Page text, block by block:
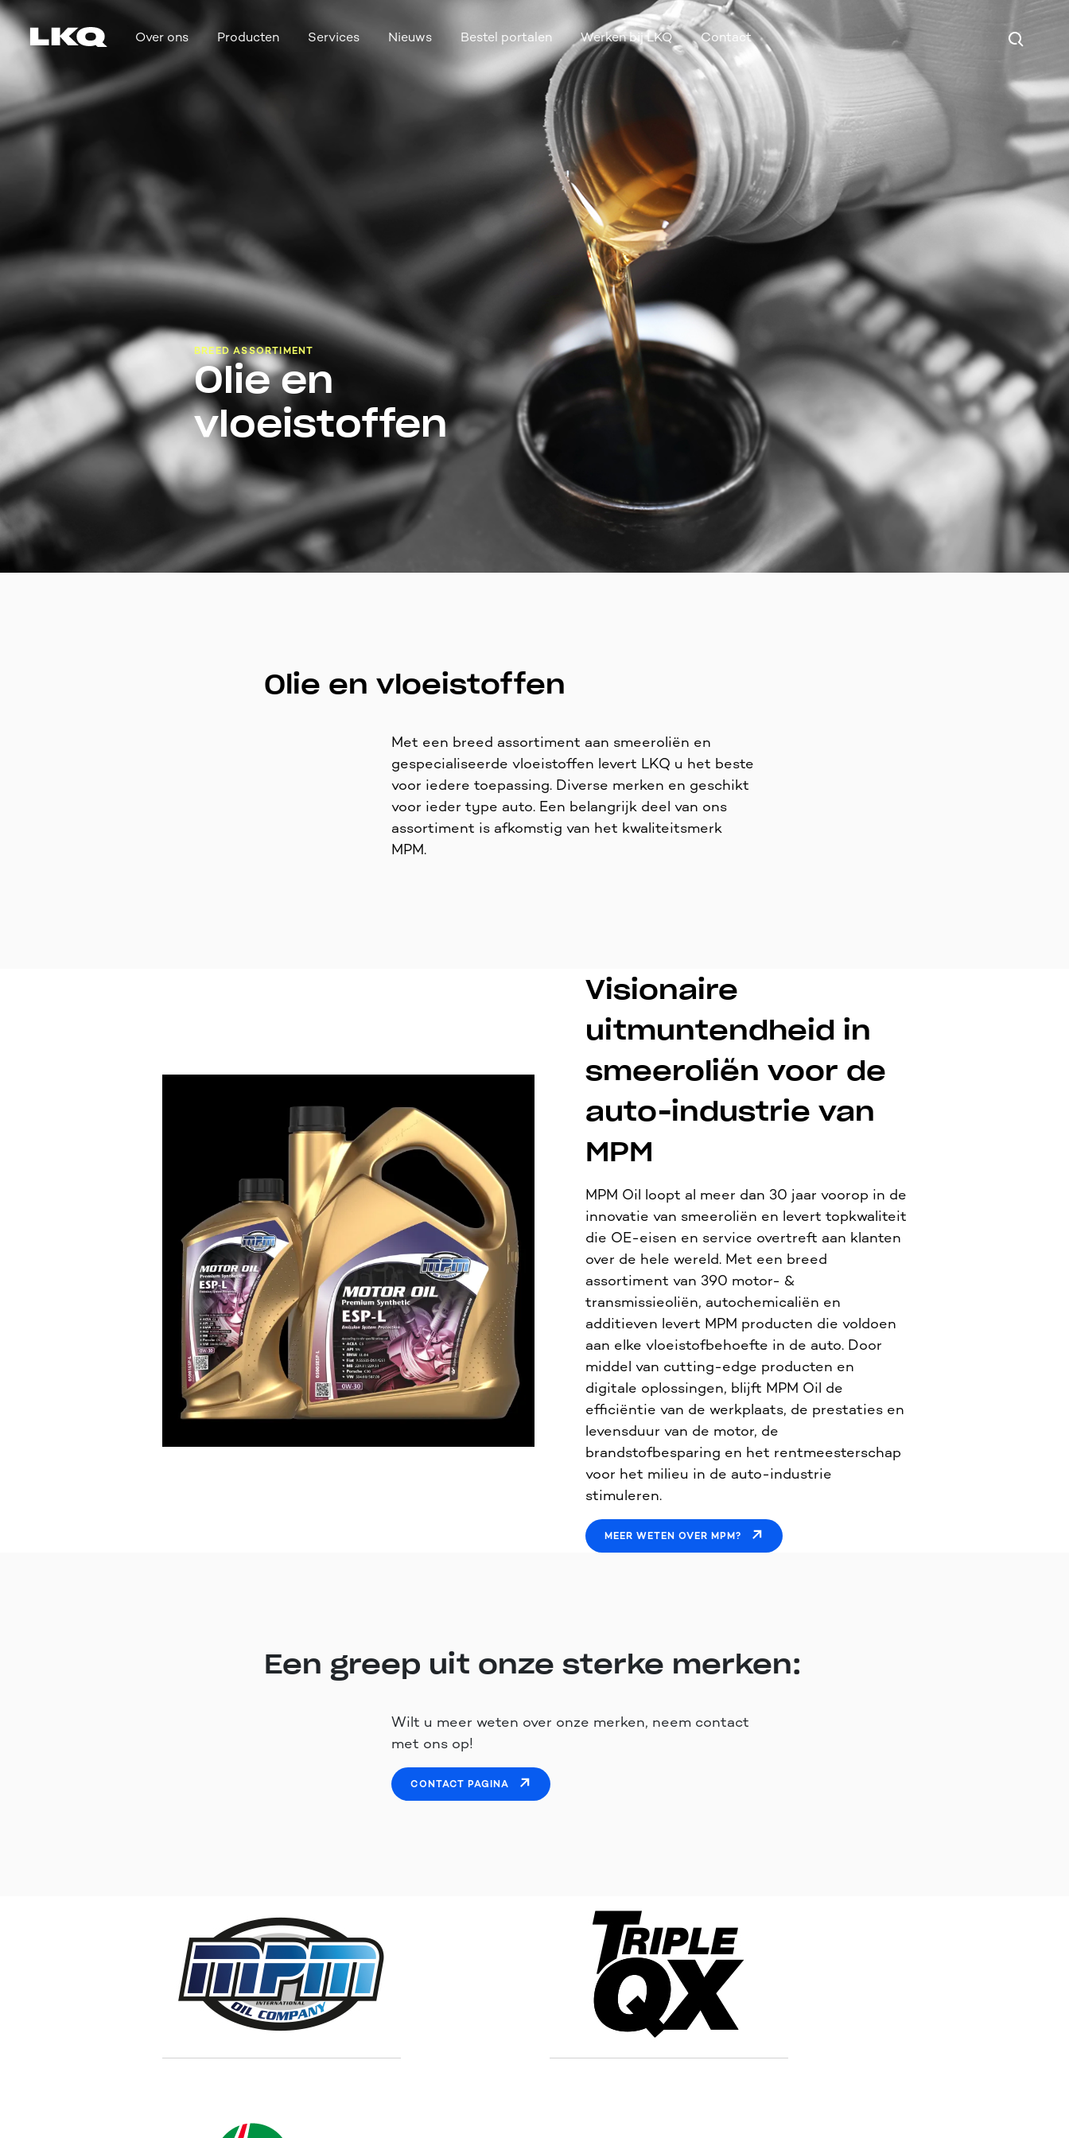
Skip to main content
Main navigation
Over ons Producten Services Nieuws Bestel portalen Werken bij LKQ Contact
BREED ASSORTIMENT
Olie en
vloeistoffen
Olie en vloeistoffen
Met een breed assortiment aan smeeroliën en
gespecialiseerde vloeistoffen levert LKQ u het beste
voor iedere toepassing. Diverse merken en geschikt
voor ieder type auto. Een belangrijk deel van ons
assortiment is afkomstig van het kwaliteitsmerk
MPM.
Visionaire
uitmuntendheid in
smeeroliën voor de
auto-industrie van
MPM
MPM Oil loopt al meer dan 30 jaar voorop in de
innovatie van smeeroliën en levert topkwaliteit
die OE-eisen en service overtreft aan klanten
over de hele wereld. Met een breed
assortiment van 390 motor- &
transmissieoliën, autochemicaliën en
additieven levert MPM producten die voldoen
aan elke vloeistofbehoefte in de auto. Door
middel van cutting-edge producten en
digitale oplossingen, blijft MPM Oil de
efficiëntie van de werkplaats, de prestaties en
levensduur van de motor, de
brandstofbesparing en het rentmeesterschap
voor het milieu in de auto-industrie
stimuleren.
MEER WETEN OVER MPM?
Een greep uit onze sterke merken:
Wilt u meer weten over onze merken, neem contact
met ons op!
CONTACT PAGINA